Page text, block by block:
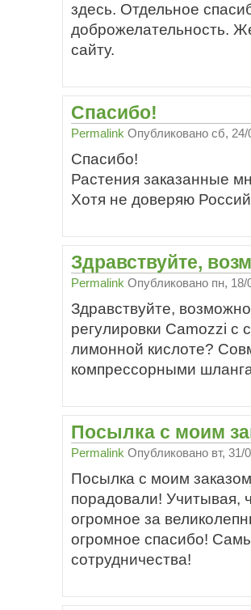
здесь. Отдельное
доброжелательность.
сайту.
Спасибо!
Permalink Опубликованосб, 24/
Спасибо!
Растения заказанные
Хотя не доверяю
Здравствуйте,
Permalink Опубликовано пн, 18/
Здравствуйте,
регулировки Camozzi с
лимонной кислоте?
компрессорными
Посылка с моим
Permalink Опубликовано вт, 31/
Посылка с моим
порадовали! Учитывая,
огромное за
огромное спасибо!
сотрудничества!